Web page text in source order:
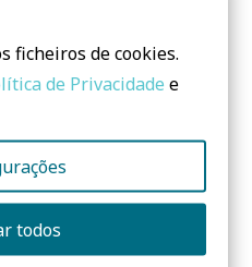
iR32
ficheiros de cookies.
de Privacidade e
todos